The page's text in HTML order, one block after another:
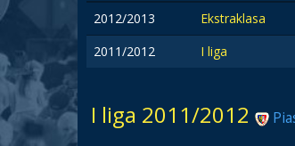
2012/2013
Ekstraklasa
2011/2012
I liga
I liga 2011/2012